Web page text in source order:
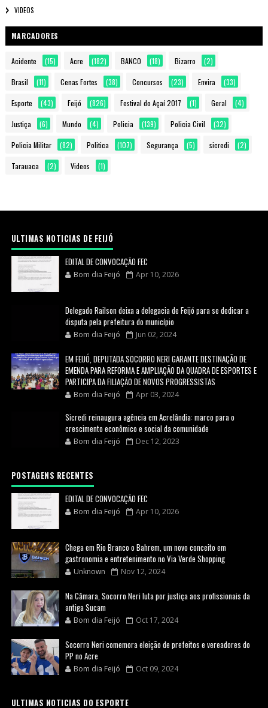
VIDEOS
MARCADORES
Acidente (15) Acre (182) BANCO (18) Bizarro (2)
Brasil (11) Cenas Fortes (38) Concursos (23) Envira (33)
Esporte (43) Feijó (826) Festival do Açaí 2017 (1) Geral (4)
Justiça (6) Mundo (4) Policia (139) Policia Civil (32)
Policia Militar (82) Politica (107) Segurança (5) sicredi (2)
Tarauaca (2) Videos (1)
ULTIMAS NOTICIAS DE FEIJÓ
EDITAL DE CONVOCAÇÃO FEC
Bom dia Feijó Apr 10, 2026
Delegado Railson deixa a delegacia de Feijó para se dedicar a
disputa pela prefeitura do município
Bom dia Feijó Jun 02, 2024
EM FEIJÓ, DEPUTADA SOCORRO NERI GARANTE DESTINAÇÃO DE
EMENDA PARA REFORMA E AMPLIAÇÃO DA QUADRA DE ESPORTES E
PARTICIPA DA FILIAÇÃO DE NOVOS PROGRESSISTAS
Bom dia Feijó Apr 03, 2024
Sicredi reinaugura agência em Acrelândia: marco para o
crescimento econômico e social da comunidade
Bom dia Feijó Dec 12, 2023
POSTAGENS RECENTES
EDITAL DE CONVOCAÇÃO FEC
Bom dia Feijó Apr 10, 2026
Chega em Rio Branco o Bahrem, um novo conceito em
gastronomia e entretenimento no Via Verde Shopping
Unknown Nov 12, 2024
Na Câmara, Socorro Neri luta por justiça aos profissionais da
antiga Sucam
Bom dia Feijó Oct 17, 2024
Socorro Neri comemora eleição de prefeitos e vereadores do
PP no Acre
Bom dia Feijó Oct 09, 2024
ULTIMAS NOTICIAS DO ESPORTE